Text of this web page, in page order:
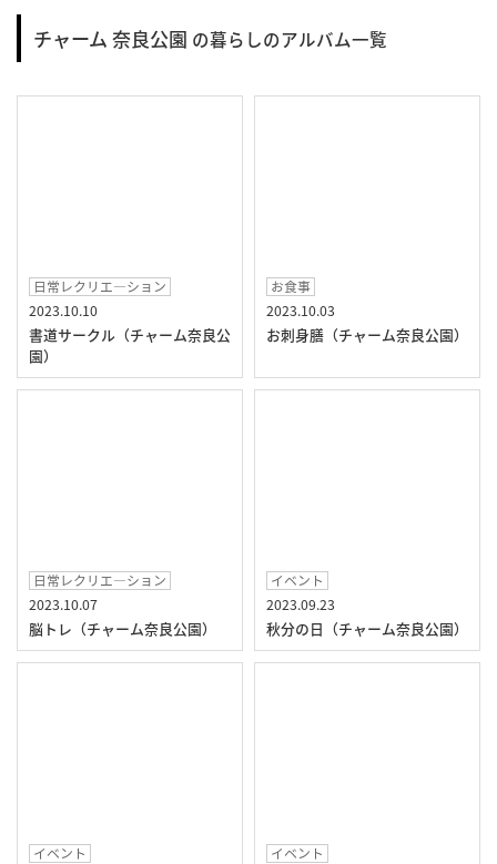
チャーム 奈良公園 の暮らしのアルバム一覧
日常レクリエ―ション
2023.10.10
書道サークル（チャーム奈良公
園）
お食事
2023.10.03
お刺身膳（チャーム奈良公園）
日常レクリエ―ション
2023.10.07
脳トレ（チャーム奈良公園）
イベント
2023.09.23
秋分の日（チャーム奈良公園）
イベント
イベント